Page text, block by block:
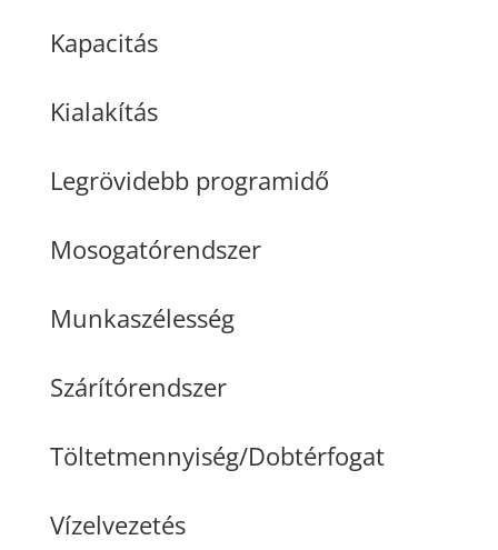
Kapacitás
Kialakítás
Legrövidebb programidő
Mosogatórendszer
Munkaszélesség
Szárítórendszer
Töltetmennyiség/Dobtérfogat
Vízelvezetés